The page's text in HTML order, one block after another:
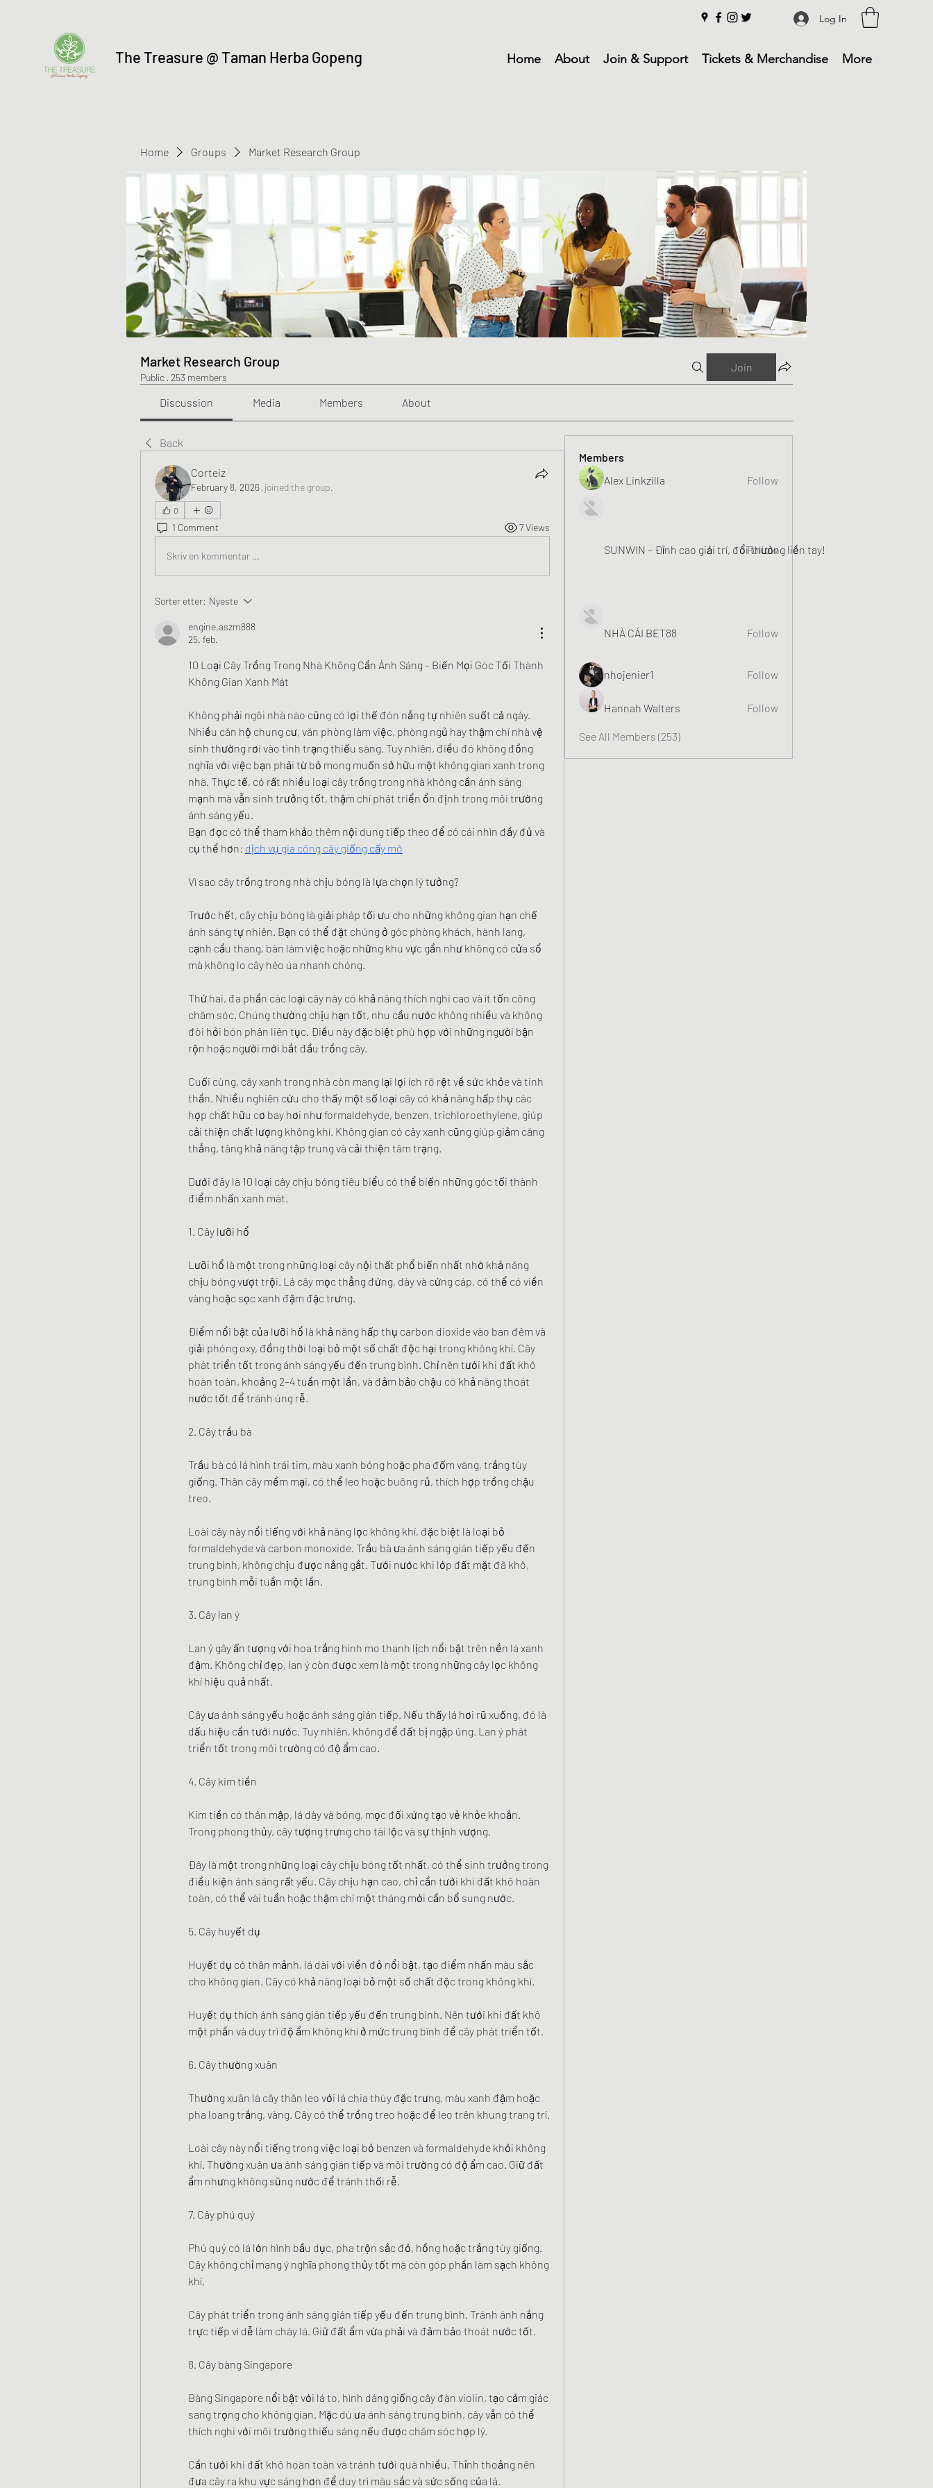
Log In
The Treasure @ Taman Herba Gopeng Home About Join & Support Tickets & Merchandise More
Home Groups Market Research Group
Market Research Group
Public · 253 members
Join
Discussion Media Members About
Back
Corteiz
February 8, 2026· joined the group.
0
1 Comment 7 Views
Skriv en kommentar …
Sorter etter: Nyeste
engine.aszm888
25. feb.
10 Loại Cây Trồng Trong Nhà Không Cần Ánh Sáng – Biến Mọi Góc Tối Thành
Không Gian Xanh Mát
Không phải ngôi nhà nào cũng có lợi thế đón nắng tự nhiên suốt cả ngày.
Nhiều căn hộ chung cư, văn phòng làm việc, phòng ngủ hay thậm chí nhà vệ
sinh thường rơi vào tình trạng thiếu sáng. Tuy nhiên, điều đó không đồng
nghĩa với việc bạn phải từ bỏ mong muốn sở hữu một không gian xanh trong
nhà. Thực tế, có rất nhiều loại cây trồng trong nhà không cần ánh sáng
mạnh mà vẫn sinh trưởng tốt, thậm chí phát triển ổn định trong môi trường
ánh sáng yếu.
Bạn đọc có thể tham khảo thêm nội dung tiếp theo để có cái nhìn đầy đủ và
cụ thể hơn: dịch vụ gia công cây giống cấy mô
Vì sao cây trồng trong nhà chịu bóng là lựa chọn lý tưởng?
Trước hết, cây chịu bóng là giải pháp tối ưu cho những không gian hạn chế
ánh sáng tự nhiên. Bạn có thể đặt chúng ở góc phòng khách, hành lang,
cạnh cầu thang, bàn làm việc hoặc những khu vực gần như không có cửa sổ
mà không lo cây héo úa nhanh chóng.
Thứ hai, đa phần các loại cây này có khả năng thích nghi cao và ít tốn công
chăm sóc. Chúng thường chịu hạn tốt, nhu cầu nước không nhiều và không
đòi hỏi bón phân liên tục. Điều này đặc biệt phù hợp với những người bận
rộn hoặc người mới bắt đầu trồng cây.
Cuối cùng, cây xanh trong nhà còn mang lại lợi ích rõ rệt về sức khỏe và tinh
thần. Nhiều nghiên cứu cho thấy một số loại cây có khả năng hấp thụ các
hợp chất hữu cơ bay hơi như formaldehyde, benzen, trichloroethylene, giúp
cải thiện chất lượng không khí. Không gian có cây xanh cũng giúp giảm căng
thẳng, tăng khả năng tập trung và cải thiện tâm trạng.
Dưới đây là 10 loại cây chịu bóng tiêu biểu có thể biến những góc tối thành
điểm nhấn xanh mát.
1. Cây lưỡi hổ
Lưỡi hổ là một trong những loại cây nội thất phổ biến nhất nhờ khả năng
chịu bóng vượt trội. Lá cây mọc thẳng đứng, dày và cứng cáp, có thể có viền
vàng hoặc sọc xanh đậm đặc trưng.
Điểm nổi bật của lưỡi hổ là khả năng hấp thụ carbon dioxide vào ban đêm và
giải phóng oxy, đồng thời loại bỏ một số chất độc hại trong không khí. Cây
phát triển tốt trong ánh sáng yếu đến trung bình. Chỉ nên tưới khi đất khô
hoàn toàn, khoảng 2–4 tuần một lần, và đảm bảo chậu có khả năng thoát
nước tốt để tránh úng rễ.
2. Cây trầu bà
Trầu bà có lá hình trái tim, màu xanh bóng hoặc pha đốm vàng, trắng tùy
giống. Thân cây mềm mại, có thể leo hoặc buông rủ, thích hợp trồng chậu
treo.
Loài cây này nổi tiếng với khả năng lọc không khí, đặc biệt là loại bỏ
formaldehyde và carbon monoxide. Trầu bà ưa ánh sáng gián tiếp yếu đến
trung bình, không chịu được nắng gắt. Tưới nước khi lớp đất mặt đã khô,
trung bình mỗi tuần một lần.
3. Cây lan ý
Lan ý gây ấn tượng với hoa trắng hình mo thanh lịch nổi bật trên nền lá xanh
đậm. Không chỉ đẹp, lan ý còn được xem là một trong những cây lọc không
khí hiệu quả nhất.
Cây ưa ánh sáng yếu hoặc ánh sáng gián tiếp. Nếu thấy lá hơi rũ xuống, đó là
dấu hiệu cần tưới nước. Tuy nhiên, không để đất bị ngập úng. Lan ý phát
triển tốt trong môi trường có độ ẩm cao.
4. Cây kim tiền
Kim tiền có thân mập, lá dày và bóng, mọc đối xứng tạo vẻ khỏe khoắn.
Trong phong thủy, cây tượng trưng cho tài lộc và sự thịnh vượng.
Đây là một trong những loại cây chịu bóng tốt nhất, có thể sinh trưởng trong
điều kiện ánh sáng rất yếu. Cây chịu hạn cao, chỉ cần tưới khi đất khô hoàn
toàn, có thể vài tuần hoặc thậm chí một tháng mới cần bổ sung nước.
5. Cây huyết dụ
Huyết dụ có thân mảnh, lá dài với viền đỏ nổi bật, tạo điểm nhấn màu sắc
cho không gian. Cây có khả năng loại bỏ một số chất độc trong không khí.
Huyết dụ thích ánh sáng gián tiếp yếu đến trung bình. Nên tưới khi đất khô
một phần và duy trì độ ẩm không khí ở mức trung bình để cây phát triển tốt.
6. Cây thường xuân
Thường xuân là cây thân leo với lá chia thùy đặc trưng, màu xanh đậm hoặc
pha loang trắng, vàng. Cây có thể trồng treo hoặc để leo trên khung trang trí.
Loài cây này nổi tiếng trong việc loại bỏ benzen và formaldehyde khỏi không
khí. Thường xuân ưa ánh sáng gián tiếp và môi trường có độ ẩm cao. Giữ đất
ẩm nhưng không sũng nước để tránh thối rễ.
7. Cây phú quý
Phú quý có lá lớn hình bầu dục, pha trộn sắc đỏ, hồng hoặc trắng tùy giống.
Cây không chỉ mang ý nghĩa phong thủy tốt mà còn góp phần làm sạch không
khí.
Cây phát triển trong ánh sáng gián tiếp yếu đến trung bình. Tránh ánh nắng
trực tiếp vì dễ làm cháy lá. Giữ đất ẩm vừa phải và đảm bảo thoát nước tốt.
8. Cây bàng Singapore
Bàng Singapore nổi bật với lá to, hình dáng giống cây đàn violin, tạo cảm giác
sang trọng cho không gian. Mặc dù ưa ánh sáng trung bình, cây vẫn có thể
thích nghi với môi trường thiếu sáng nếu được chăm sóc hợp lý.
Cần tưới khi đất khô hoàn toàn và tránh tưới quá nhiều. Thỉnh thoảng nên
đưa cây ra khu vực sáng hơn để duy trì màu sắc và sức sống của lá.
Members
Alex Linkzilla
Follow
SUNWIN – Đỉnh cao giải trí, đổi thưởng liền tay!
Follow
NHÀ CÁI BET88 Follow
nhojenier1 Follow
Hannah Walters Follow
See All Members (253)